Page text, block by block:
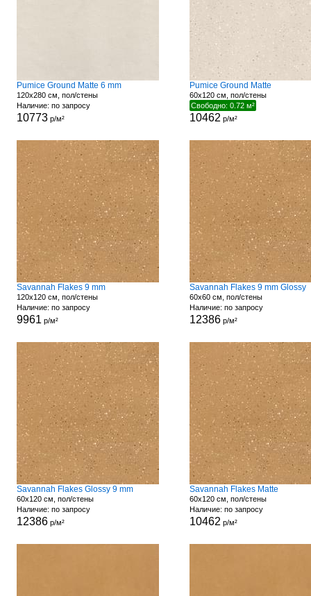
Pumice Ground Matte 6 mm
120x280 см, пол/стены
Наличие: по запросу
10773р/м²
Pumice Ground Matte
60x120 см, пол/стены
Свободно: 0.72 м²
10462 р/м²
Savannah Flakes 9 mm
120x120 см, пол/стены
Наличие: по запросу
9961 р/м²
Savannah Flakes 9 mm Glossy
60x60 см, пол/стены
Наличие: по запросу
12386р/м²
Savannah Flakes Glossy 9 mm
60x120 см, пол/стены
Наличие: по запросу
12386р/м²
Savannah Flakes Matte
60x120 см, пол/стены
Наличие: по запросу
10462 р/м²